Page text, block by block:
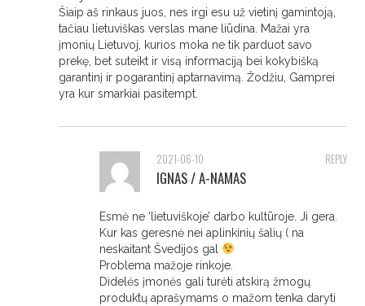
Šiaip aš rinkaus juos, nes irgi esu už vietinį gamintoją,
tačiau lietuviškas verslas mane liūdina. Mažai yra
įmonių Lietuvoj, kurios moka ne tik parduot savo
prekę, bet suteikt ir visą informaciją bei kokybišką
garantinį ir pogarantinį aptarnavimą. Žodžiu, Gamprei
yra kur smarkiai pasitempt.
REPLY
2021-06-10
IGNAS / A-NAMAS
Esmė ne ‘lietuviškoje’ darbo kultūroje. Ji gera.
Kur kas geresnė nei aplinkinių šalių ( na
neskaitant Švedijos gal
Problema mažoje rinkoje.
Didelės įmonės gali turėti atskirą žmogų
produktų aprašymams o mažom tenka daryti